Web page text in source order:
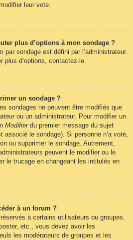
leur vote.
plus d’options à mon sondage ?
par sondage est défini par l’administrateur.
plus d’options, contactez-le.
un sondage ?
sondages ne peuvent être modifiés que
ou un administrateur. Pour modifier un
Modifierdu premier message du sujet
associé le sondage). Si personne n’a voté,
ou supprimer le sondage. Autrement,
peuvent le modifier ou le
le trucage en changeant les intitulés en
à un forum ?
à certains utilisateurs ou groupes.
etc., vous devez avoir les
les modérateurs de groupes et les